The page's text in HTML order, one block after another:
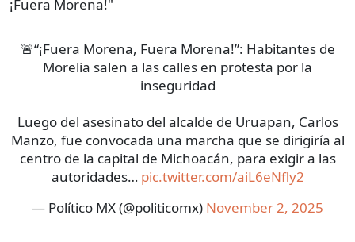
¡Fuera Morena!"
🚨“¡Fuera Morena, Fuera Morena!”: Habitantes de
Morelia salen a las calles en protesta por la
inseguridad
Luego del asesinato del alcalde de Uruapan, Carlos
Manzo, fue convocada una marcha que se dirigiría al
centro de la capital de Michoacán, para exigir a las
autoridades… pic.twitter.com/aiL6eNfly2
— Político MX (@politicomx) November 2, 2025